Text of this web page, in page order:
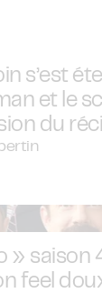
s’est
et le
du
» saison
feel